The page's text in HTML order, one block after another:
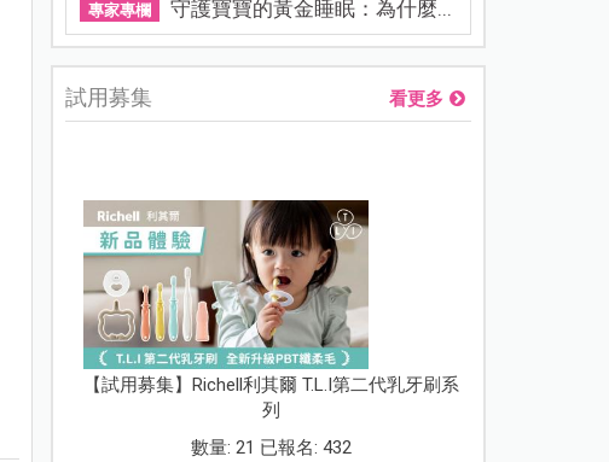
專家專欄 守護寶寶的黃金睡眠：為什麼...
試用募集 看更多
【試用募集】Richell利其爾 T.L.I第二代乳牙刷系
列
數量: 21 已報名: 432